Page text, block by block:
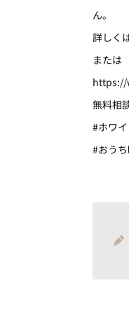
ん。
詳しく
または
https://
無料相
#ホワ
#おう